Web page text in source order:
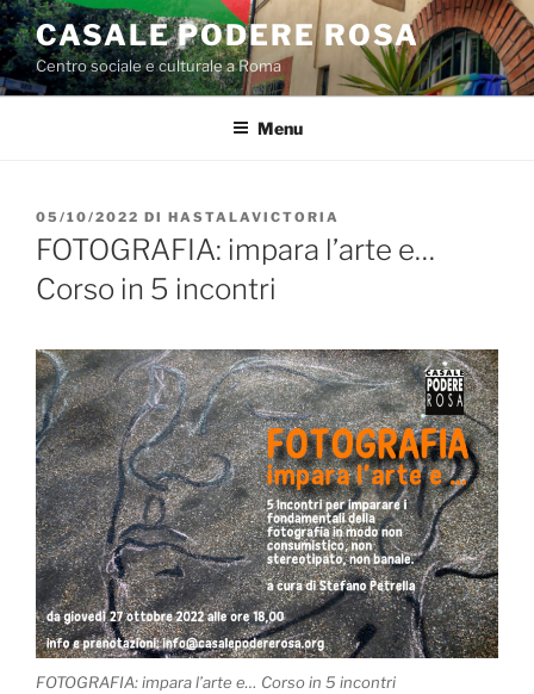
Salta
al
contenuto
CASALE PODERE ROSA
Centro sociale e culturale a Roma
Menu
PUBBLICATO
IL
05/10/2022 DI HASTALAVICTORIA
FOTOGRAFIA: impara l’arte e…
Corso in 5 incontri
FOTOGRAFIA: impara l’arte e… Corso in 5 incontri